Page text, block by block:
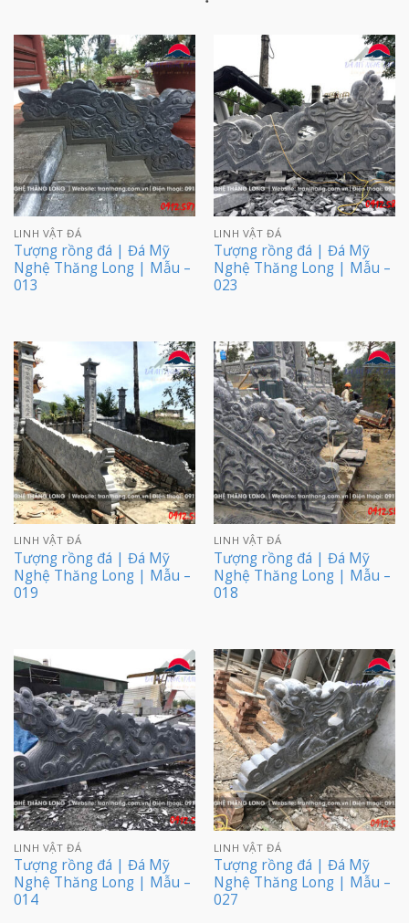
LINH VẬT ĐÁ
Tượng rồng đá | Đá Mỹ
Nghệ Thăng Long | Mẫu –
013
LINH VẬT ĐÁ
Tượng rồng đá | Đá Mỹ
Nghệ Thăng Long | Mẫu –
023
LINH VẬT ĐÁ
Tượng rồng đá | Đá Mỹ
Nghệ Thăng Long | Mẫu –
019
LINH VẬT ĐÁ
Tượng rồng đá | Đá Mỹ
Nghệ Thăng Long | Mẫu –
018
LINH VẬT ĐÁ
Tượng rồng đá | Đá Mỹ
Nghệ Thăng Long | Mẫu –
014
LINH VẬT ĐÁ
Tượng rồng đá | Đá Mỹ
Nghệ Thăng Long | Mẫu –
027